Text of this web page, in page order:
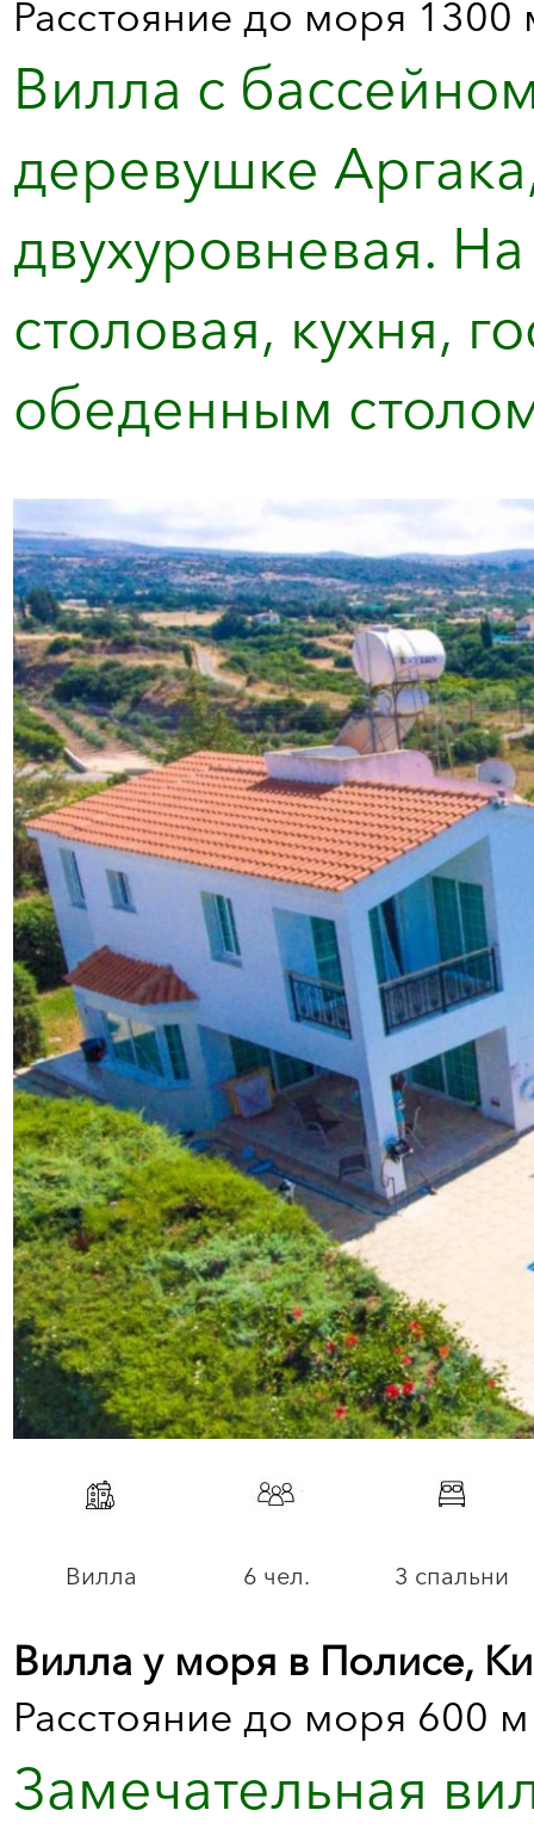
Расстояние до моря 1300
Вилла с
деревушке
двухуровневая.
столовая, кухня,
обеденным
Вилла 6 чел. 3 спальни
Вилла у моря в Полисе,
Расстояние до моря 600 м
Замечательная